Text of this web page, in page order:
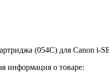
(054C) для Canon i-
информация о товаре: